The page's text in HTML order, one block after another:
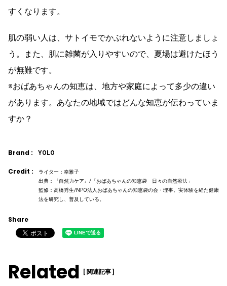
すくなります。
肌の弱い人は、サトイモでかぶれないように注意しましょ
う。また、肌に雑菌が入りやすいので、夏場は避けたほう
が無難です。
※おばあちゃんの知恵は、地方や家庭によって多少の違い
があります。あなたの地域ではどんな知恵が伝わっていま
すか？
Brand : YOLO
Credit :
ライター：幸雅子
出典：『自然力ケア』/「おばあちゃんの知恵袋 日々の自然療法」
監修：高橋秀生/NPO法人おばあちゃんの知恵袋の会・理事。実体験を経た健康
法を研究し、普及している。
Share
Related [ 関連記事 ]